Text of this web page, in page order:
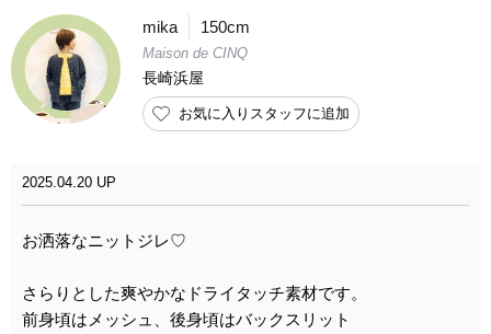
mika 150cm
Maison de CINQ
長崎浜屋
お気に入りスタッフに追加
2025.04.20 UP
お洒落なニットジレ♡
さらりとした爽やかなドライタッチ素材です。
前身頃はメッシュ、後身頃はバックスリット